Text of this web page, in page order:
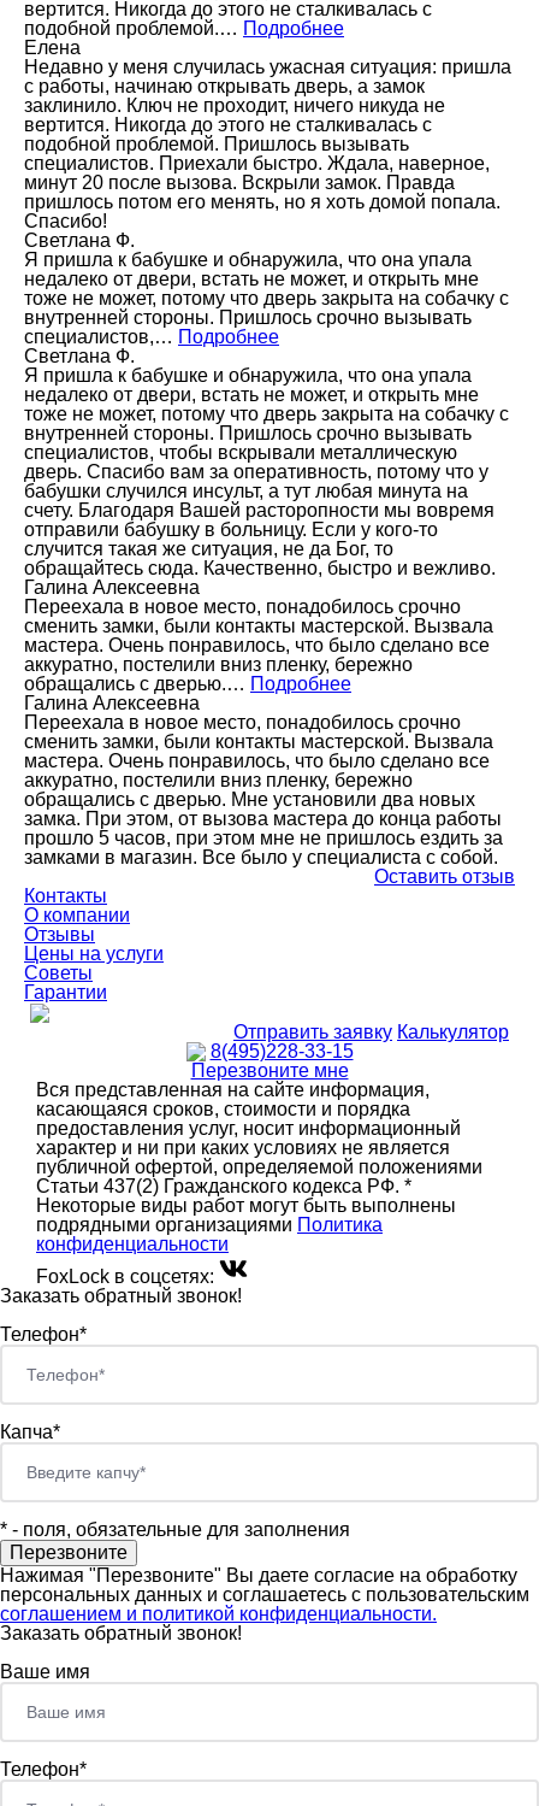
вертится. Никогда до этого не сталкивалась с
подобной проблемой.… Подробнее
Елена
Недавно у меня случилась ужасная ситуация: пришла
с работы, начинаю открывать дверь, а замок
заклинило. Ключ не проходит, ничего никуда не
вертится. Никогда до этого не сталкивалась с
подобной проблемой. Пришлось вызывать
специалистов. Приехали быстро. Ждала, наверное,
минут 20 после вызова. Вскрыли замок. Правда
пришлось потом его менять, но я хоть домой попала.
Спасибо!
Светлана Ф.
Я пришла к бабушке и обнаружила, что она упала
недалеко от двери, встать не может, и открыть мне
тоже не может, потому что дверь закрыта на собачку с
внутренней стороны. Пришлось срочно вызывать
специалистов,… Подробнее
Светлана Ф.
Я пришла к бабушке и обнаружила, что она упала
недалеко от двери, встать не может, и открыть мне
тоже не может, потому что дверь закрыта на собачку с
внутренней стороны. Пришлось срочно вызывать
специалистов, чтобы вскрывали металлическую
дверь. Спасибо вам за оперативность, потому что у
бабушки случился инсульт, а тут любая минута на
счету. Благодаря Вашей расторопности мы вовремя
отправили бабушку в больницу. Если у кого-то
случится такая же ситуация, не да Бог, то
обращайтесь сюда. Качественно, быстро и вежливо.
Галина Алексеевна
Переехала в новое место, понадобилось срочно
сменить замки, были контакты мастерской. Вызвала
мастера. Очень понравилось, что было сделано все
аккуратно, постелили вниз пленку, бережно
обращались с дверью.… Подробнее
Галина Алексеевна
Переехала в новое место, понадобилось срочно
сменить замки, были контакты мастерской. Вызвала
мастера. Очень понравилось, что было сделано все
аккуратно, постелили вниз пленку, бережно
обращались с дверью. Мне установили два новых
замка. При этом, от вызова мастера до конца работы
прошло 5 часов, при этом мне не пришлось ездить за
замками в магазин. Все было у специалиста с собой.
Оставить отзыв
Контакты
О компании
Отзывы
Цены на услуги
Советы
Гарантии
Отправить заявку Калькулятор
8(495)228-33-15
Перезвоните мне
Вся представленная на сайте информация,
касающаяся сроков, стоимости и порядка
предоставления услуг, носит информационный
характер и ни при каких условиях не является
публичной офертой, определяемой положениями
Статьи 437(2) Гражданского кодекса РФ. *
Некоторые виды работ могут быть выполнены
подрядными организациями Политика
конфиденциальности
FoxLock в соцсетях:
Заказать обратный звонок!
Телефон*
Капча*
* - поля, обязательные для заполнения
Нажимая "Перезвоните" Вы даете согласие на обработку
персональных данных и соглашаетесь c пользовательским
соглашением и политикой конфиденциальности.
Заказать обратный звонок!
Ваше имя
Телефон*